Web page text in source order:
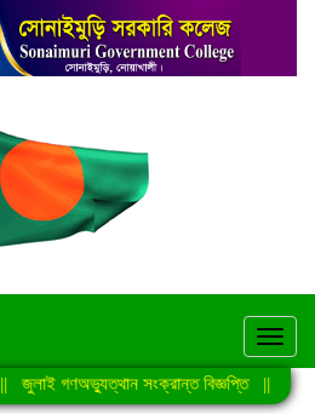
জুলাই গণঅভ্যুত্থান সংক্রান্ত বিজ্ঞপ্তি|| দ্বাদশ